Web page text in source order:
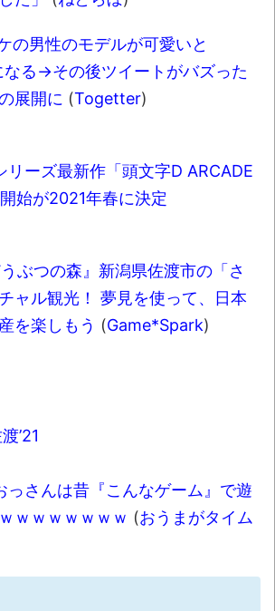
芝包囲網すぎて色々見失う、新
！悲しくなってしまう猫の画像
相互RSS
の男性のモデルが可愛いと
る→その後ツイートがバズった
展開に (Togetter)
リーズ最新作「頭文字D ARCADE
始が2021年春に決定
うぶつの森』新潟県佐渡市の「さ
ャル観光！ 夢見を使って、日本
を楽しもう (Game*Spark)
’21
っさんは昔『こんなゲーム』で遊
ｗｗｗｗｗｗｗ (おうまがタイム